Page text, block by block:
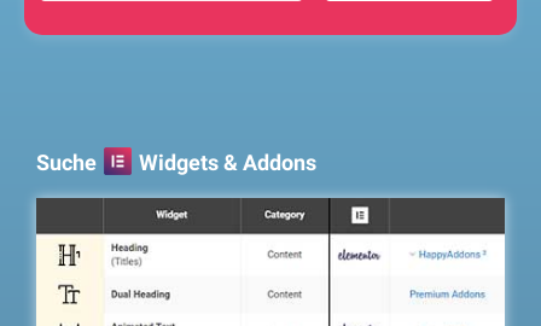
Suche Widgets & Addons